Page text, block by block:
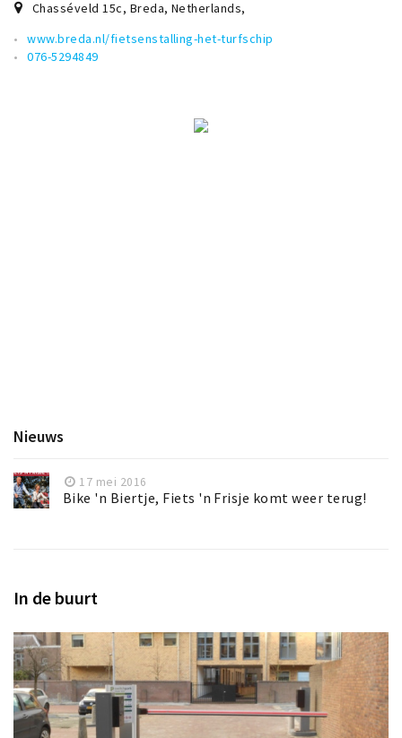
Chasséveld 15c, Breda, Netherlands,
www.breda.nl/fietsenstalling-het-turfschip
076-5294849
Nieuws
17 mei 2016
Bike 'n Biertje, Fiets 'n Frisje komt weer terug!
In de buurt